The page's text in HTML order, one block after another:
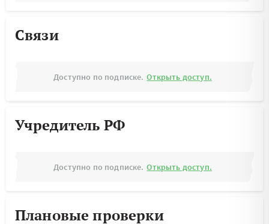
Связи
Доступно по подписке. Открыть доступ.
Учредитель РФ
Доступно по подписке. Открыть доступ.
Плановые проверки